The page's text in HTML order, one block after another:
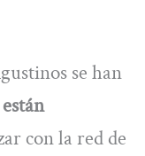
se han
con la red de